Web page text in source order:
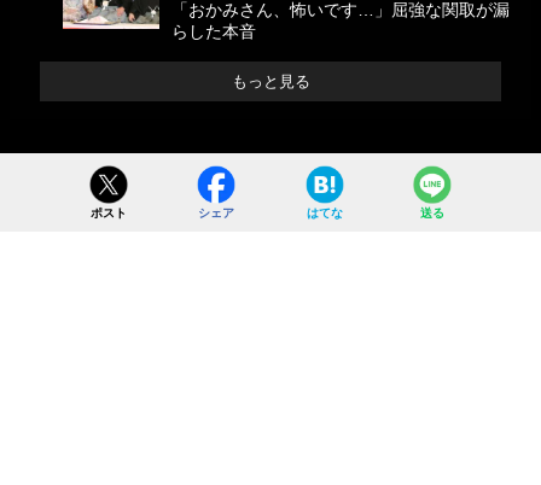
「おかみさん、怖いです…」屈強な関取が漏
らした本音
もっと見る
ポスト シェア はてな 送る